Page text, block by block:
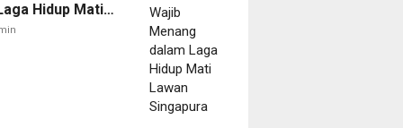
Hidup Mati